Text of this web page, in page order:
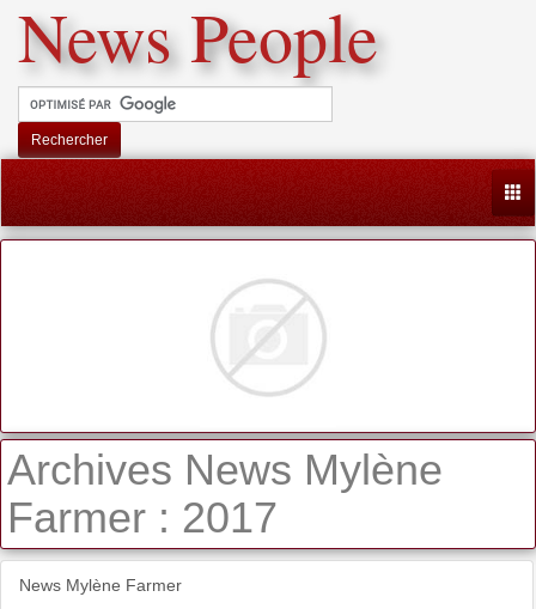
News People
Rechercher
Archives News Mylène
Farmer : 2017
News Mylène Farmer